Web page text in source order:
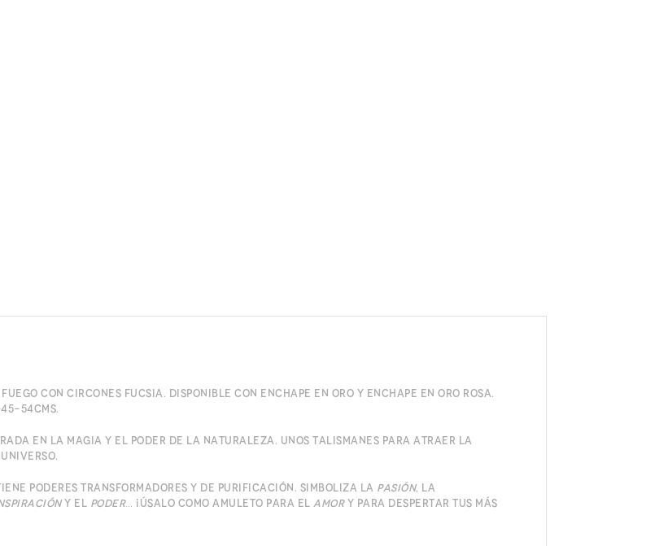
con circones fucsia. Disponible con enchape en oro y enchape en oro rosa.
54cms.
en la magia y el poder de la naturaleza. Unos talismanes para atraer la
poderes transformadores y de purificación. Simboliza la pasión, la
y el poder… ¡Úsalo como amuleto para el amory para despertar tus más